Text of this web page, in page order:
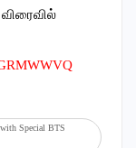
Special BTS